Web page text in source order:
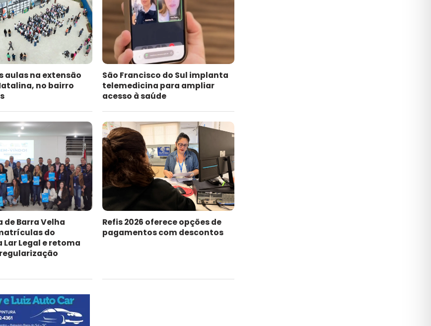
aulas na extensão
no bairro
São Francisco do Sul implanta
telemedicina para ampliar
acesso à saúde
de Barra Velha
do
Lar Legal e retoma
Refis 2026 oferece opções de
pagamentos com descontos